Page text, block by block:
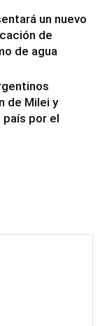
un nuevo
de
de agua
de Milei y
país por el